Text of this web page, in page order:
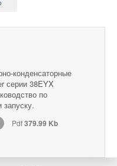
конденсаторные
серии 38EYX
по
запуску.
Pdf379.99 Kb